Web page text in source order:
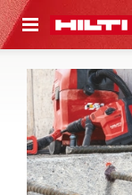
으로 건너뛰기